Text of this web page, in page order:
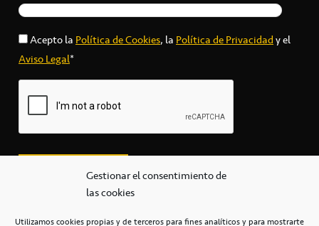
Gestionar el consentimiento de
las cookies
Utilizamos cookies propias y de terceros para fines analíticos y para mostrarte
Acepto laPolítica de Cookies, laPolítica de Privacidady el
Aviso Legal*